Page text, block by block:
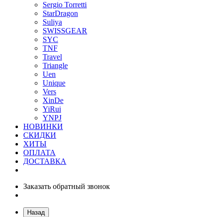
Sergio Torretti
StarDragon
Suliya
SWISSGEAR
SYC
TNF
Travel
Triangle
Uen
Unique
Vers
XinDe
YiRui
YNPJ
НОВИНКИ
СКИДКИ
ХИТЫ
ОПЛАТА
ДОСТАВКА
Заказать обратный звонок
Назад